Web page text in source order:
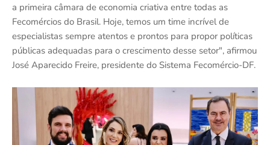
a primeira câmara de economia criativa entre todas as
Fecomércios do Brasil. Hoje, temos um time incrível de
especialistas sempre atentos e prontos para propor políticas
públicas adequadas para o crescimento desse setor", afirmou
José Aparecido Freire, presidente do Sistema Fecomércio-DF.